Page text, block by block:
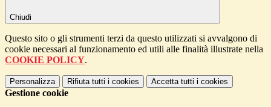
Chiudi
Questo sito o gli strumenti terzi da questo utilizzati si avvalgono di
cookie necessari al funzionamento ed utili alle finalità illustrate nella
COOKIE POLICY.
Personalizza Rifiuta tutti i cookies Accetta tutti i cookies
Gestione cookie